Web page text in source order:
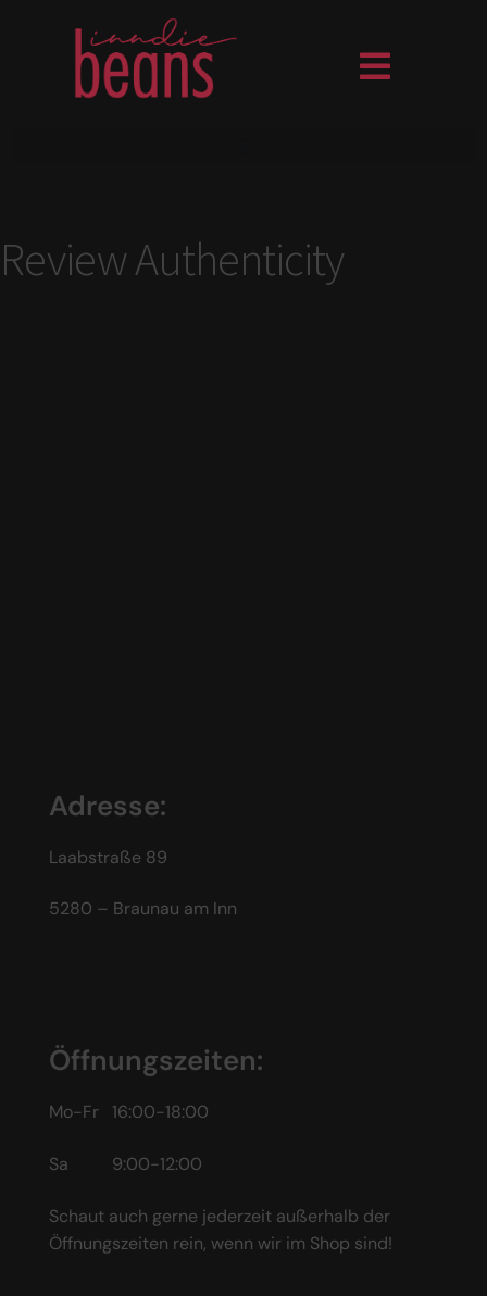
Review Authenticity
Adresse:
Laabstraße 89
5280 – Braunau am Inn
Öffnungszeiten:
Mo-Fr 16:00-18:00
Sa 9:00-12:00
Schaut auch gerne jederzeit außerhalb der
Öffnungszeiten rein, wenn wir im Shop sind!